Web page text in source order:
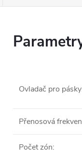
Ovladač pro pásky
Přenosová
Počet zón: